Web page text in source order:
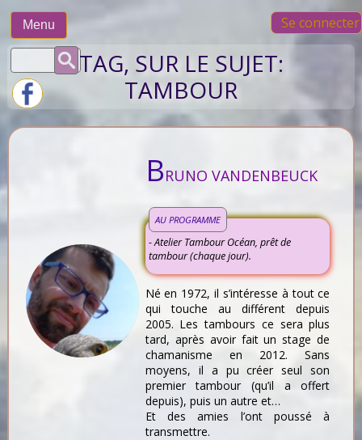
Menu
to
Se connecter
Rechercher : TAG, SUR LE SUJET:
TAMBOUR
BRUNO VANDENBEUCK
AU PROGRAMME
- Atelier Tambour Océan, prêt de
tambour (chaque jour).
Né en 1972, il s’intéresse à tout ce
qui touche au différent depuis
2005. Les tambours ce sera plus
tard, après avoir fait un stage de
chamanisme en 2012. Sans
moyens, il a pu créer seul son
premier tambour (qu’il a offert
depuis), puis un autre et…
Et des amies l’ont poussé à
transmettre.